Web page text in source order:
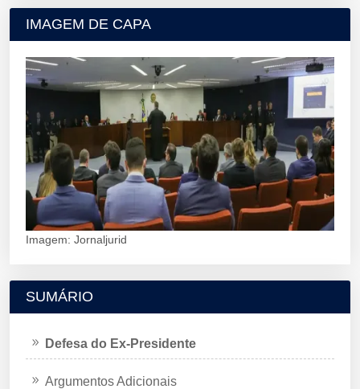
IMAGEM DE CAPA
Imagem: Jornaljurid
SUMÁRIO
Defesa do Ex-Presidente
Argumentos Adicionais